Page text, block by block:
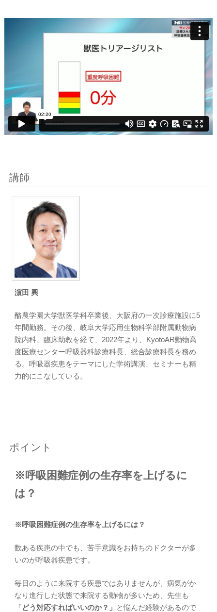
講師
濵田 興
酪農学園大学獣医学科卒業後、大阪府の一次診療施設に5
年間勤務。その後、岐阜大学応用生物科学部附属動物病
院内科、臨床助教を経て、2022年より、KyotoAR動物高
度医療センター呼吸器科診療科長、総合診療科長を務め
る。呼吸器疾患をテーマにした学術講演、セミナーも精
力的にこなしている。
ポイント
※呼吸困難症例の生存率を上げるに
は？
※呼吸困難症例の生存率を上げるには？
数ある疾患の中でも、苦手意識をお持ちのドクターが多
いのが呼吸器疾患です。
毎日のように来院する疾患ではありませんが、病気がか
なり進行した状態で来院する動物が多いため、先生も
「どう対応すればいいのか？」 と悩んだ経験があるので